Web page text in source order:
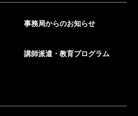
事務局からのお知らせ
講師派遣・教育プログラム